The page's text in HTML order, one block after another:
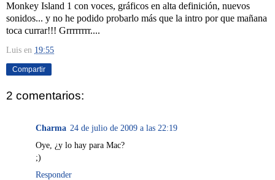
Monkey Island 1 con voces, gráficos en alta definición, nuevos
sonidos... y no he podido probarlo más que la intro por que mañana
toca currar!!! Grrrrrrrr....
Luis en 19:55
Compartir
2 comentarios:
Charma 24 de julio de 2009 a las 22:19
Oye, ¿y lo hay para Mac?
;)
Responder